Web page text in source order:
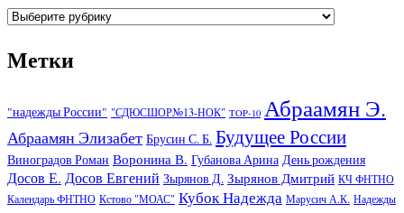
Рубрики
Метки
"надежды России" "СДЮСШОР№13-НОК" TOP-10 Абраамян Э.
Абраамян Элизабет Брусин С. Б. Будущее России
Виноградов Роман Воронина В. Губанова Арина День рождения
Досов Е. Досов Евгений Зырянов Д. Зырянов Дмитрий КЧ ФНТНО
Календарь ФНТНО Кстово "МОАС" Кубок Надежда Марусич А.К. Надежды